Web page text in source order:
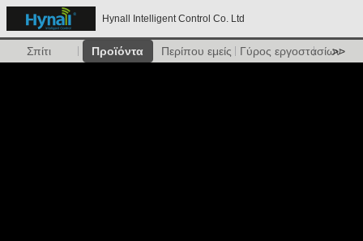
Hynall Intelligent Control Co. Ltd
Σπίτι Προϊόντα Περίπου εμείς Γύρος εργοστασίων
>>